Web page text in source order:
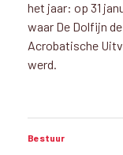
het jaar: op 31
waar De Dolfijn
Acrobatische
werd.
Bestuur